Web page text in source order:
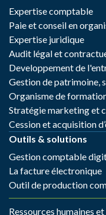
Expertise comptable
Paie et conseil en
Expertise juridique
Audit légal et
Developpement de
Gestion de patrimoine,
Organisme de
Stratégie marketing et
Cession et acquisition
Outils & solutions
Gestion comptable
La facture électronique
Outil de production
Ressources humaines et